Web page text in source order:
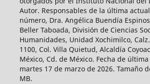
Autor. Responsables de la última
número, Dra. Angélica Buendía
Beller Taboada, División de Ciencias
Humanidades, Unidad Xochimilco,
1100, Col. Villa Quietud, Alcaldía
México, Cd. de México. Fecha de
martes 17 de marzo de 2026. Tamaño
MB.